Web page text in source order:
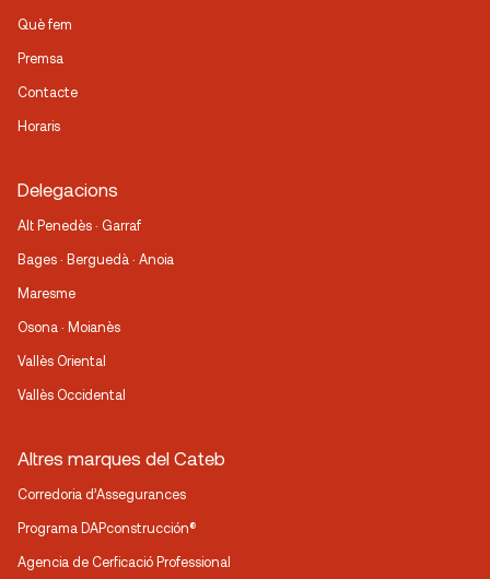
Què fem
Premsa
Contacte
Horaris
Delegacions
Alt Penedès · Garraf
Bages · Berguedà · Anoia
Maresme
Osona · Moianès
Vallès Oriental
Vallès Occidental
Altres marques del Cateb
Corredoria d’Assegurances
Programa DAPconstrucción®
Agencia de Cerficació Professional